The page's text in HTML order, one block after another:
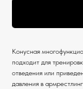
Конусная
подходит для
отведения или
давления в